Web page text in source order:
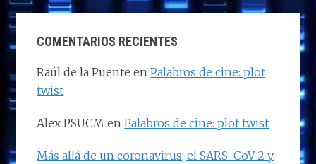
COMENTARIOS RECIENTES
Raúl de la Puente enPalabros de cine: plot
twist
Alex PSUCM enPalabros de cine: plot twist
Más allá de un coronavirus, el SARS-CoV-2 y